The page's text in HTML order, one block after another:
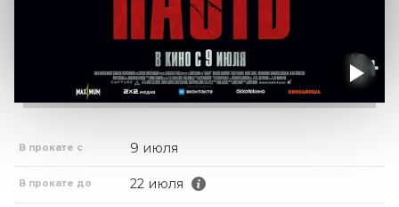
В прокате с 9 июля
В прокате до 22 июля